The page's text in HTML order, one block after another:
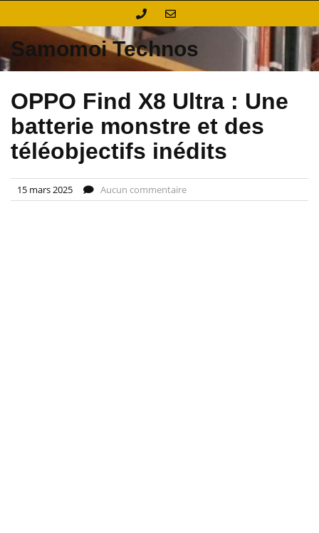
Samomoi Technos
OPPO Find X8 Ultra : Une
batterie monstre et des
téléobjectifs inédits
15 mars 2025 Aucun commentaire